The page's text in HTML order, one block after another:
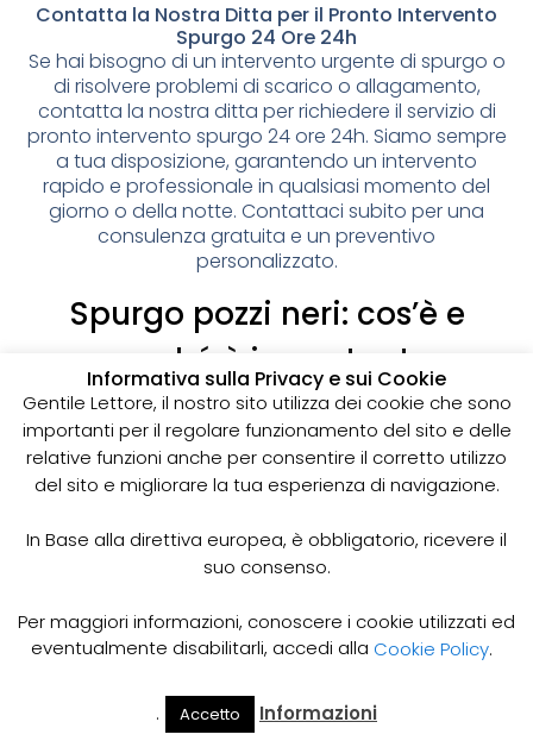
Contatta la Nostra Ditta per il Pronto Intervento
Spurgo 24 Ore 24h
Se hai bisogno di un intervento urgente di spurgo o
di risolvere problemi di scarico o allagamento,
contatta la nostra ditta per richiedere il servizio di
pronto intervento spurgo 24 ore 24h. Siamo sempre
a tua disposizione, garantendo un intervento
rapido e professionale in qualsiasi momento del
giorno o della notte. Contattaci subito per una
consulenza gratuita e un preventivo
personalizzato.
Spurgo pozzi neri: cos’è e
perché è importante
I pozzi neri sono delle strutture sotterranee utilizzate
per la raccolta delle acque reflue domestiche,
soprattutto in zone dove non è disponibile un
sistema di smaltimento delle acque fognarie. Lo
spurgo dei pozzi neri è un’operazione essenziale
e prevenire il rischio di allagamenti, cattivi odori e
infezioni.
Come funziona lo spurgo dei pozzi neri
Lo spurgo dei pozzi neri viene effettuato mediante
specifiche, in grado di aspirare e rimuovere le
acque reflue e i sedimenti accumulati all’interno del
Cerca Il Mio
Informativa sulla Privacy e sui Cookie
Gentile Lettore, il nostro sito utilizza dei cookie che sono
importanti per il regolare funzionamento del sito e delle
relative funzioni anche per consentire il corretto utilizzo
del sito e migliorare la tua esperienza di navigazione.
In Base alla direttiva europea, è obbligatorio, ricevere il
suo consenso.
Per maggiori informazioni, conoscere i cookie utilizzati ed
eventualmente disabilitarli, accedi alla Cookie Policy.
. Accetto Informazioni